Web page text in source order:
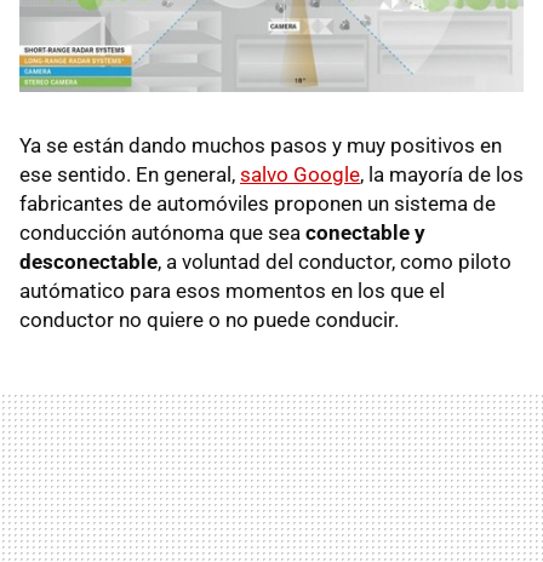
Ya se están dando muchos pasos y muy positivos en
ese sentido. En general, salvo Google, la mayoría de los
fabricantes de automóviles proponen un sistema de
conducción autónoma que sea conectable y
desconectable, a voluntad del conductor, como piloto
autómatico para esos momentos en los que el
conductor no quiere o no puede conducir.